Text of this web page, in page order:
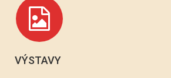
VÝSTAVY